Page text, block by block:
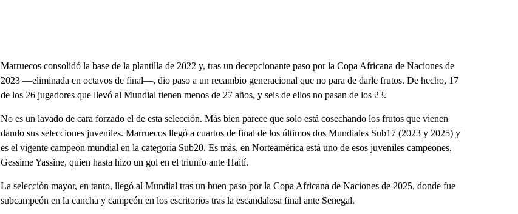
Marruecos consolidó la base de la plantilla de 2022 y, tras un decepcionante paso por la Copa Africana de Naciones de
2023 —eliminada en octavos de final—, dio paso a un recambio generacional que no para de darle frutos. De hecho, 17
de los 26 jugadores que llevó al Mundial tienen menos de 27 años, y seis de ellos no pasan de los 23.
No es un lavado de cara forzado el de esta selección. Más bien parece que solo está cosechando los frutos que vienen
dando sus selecciones juveniles. Marruecos llegó a cuartos de final de los últimos dos Mundiales Sub17 (2023 y 2025) y
es el vigente campeón mundial en la categoría Sub20. Es más, en Norteamérica está uno de esos juveniles campeones,
Gessime Yassine, quien hasta hizo un gol en el triunfo ante Haití.
La selección mayor, en tanto, llegó al Mundial tras un buen paso por la Copa Africana de Naciones de 2025, donde fue
subcampeón en la cancha y campeón en los escritorios tras la escandalosa final ante Senegal.